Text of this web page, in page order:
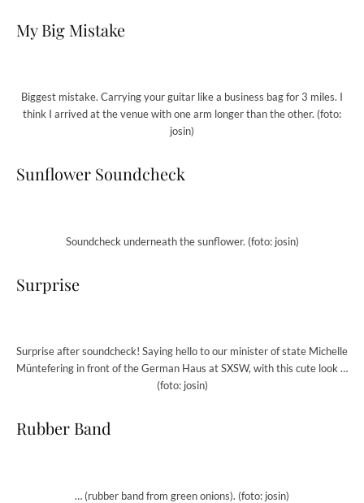
My Big Mistake
Biggest mistake. Carrying your guitar like a business bag for 3 miles. I
think I arrived at the venue with one arm longer than the other. (foto:
josin)
Sunflower Soundcheck
Soundcheck underneath the sunflower. (foto: josin)
Surprise
Surprise after soundcheck! Saying hello to our minister of state Michelle
Müntefering in front of the German Haus at SXSW, with this cute look …
(foto: josin)
Rubber Band
… (rubber band from green onions). (foto: josin)